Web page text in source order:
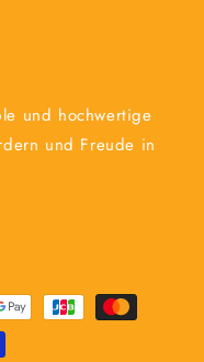
und hochwertige
und Freude in